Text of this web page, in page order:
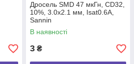
Дросель SMD 47 мкГн, CD32,
10%, 3.0х2.1 мм, Isat0.6А,
Sannin
В наявності
3 ₴